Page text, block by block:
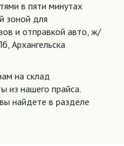
в пяти минутах
зоной для
и отправкой авто, ж/
Архангельска
на склад
из нашего прайса.
найдете в разделе